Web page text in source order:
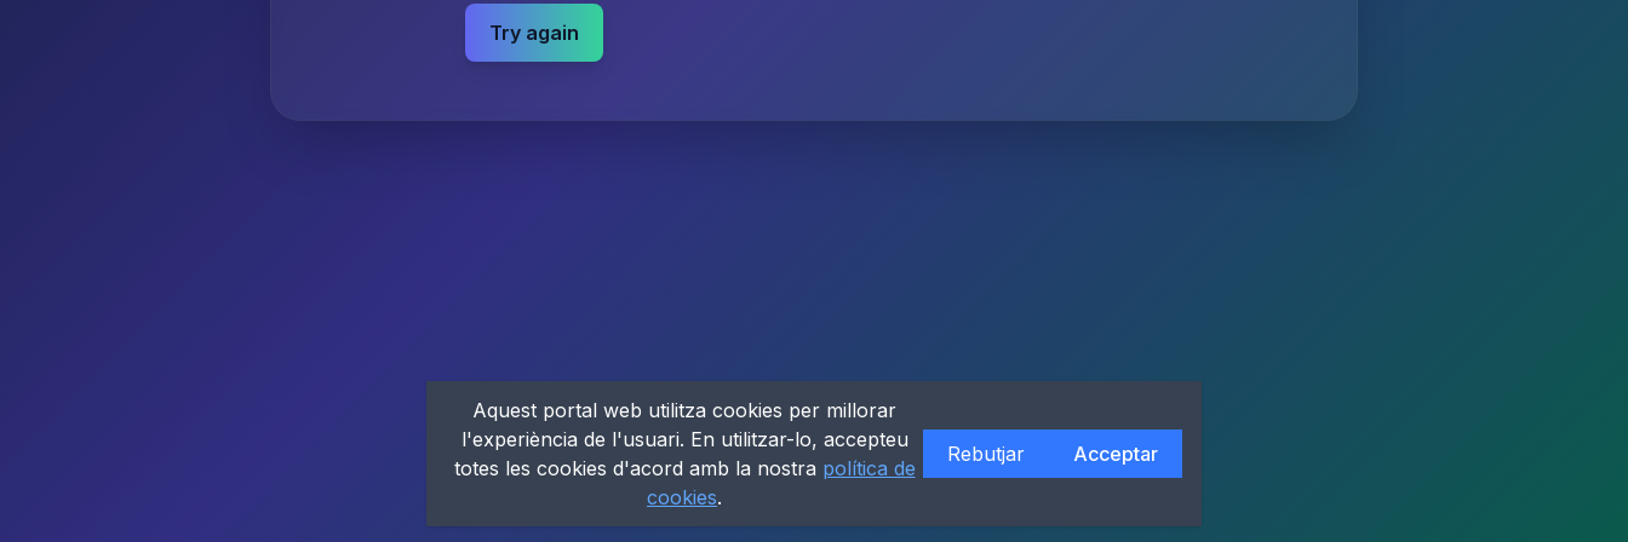
Try again
Aquest portal web utilitza cookies per millorar
l'experiència de l'usuari. En utilitzar-lo, accepteu
totes les cookies d'acord amb la nostra política de
cookies.
Rebutjar Acceptar